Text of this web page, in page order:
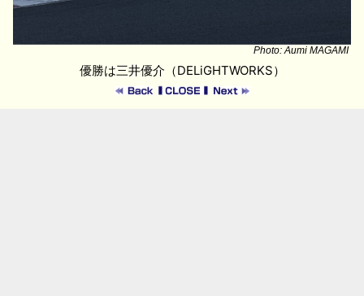
Photo: Aumi MAGAMI
優勝は三井優介（DELiGHTWORKS）